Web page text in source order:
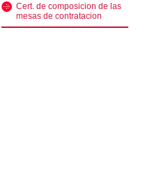
Cert. de composicion de las
mesas de contratacion